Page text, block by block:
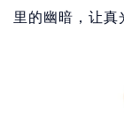
里的幽暗，让真